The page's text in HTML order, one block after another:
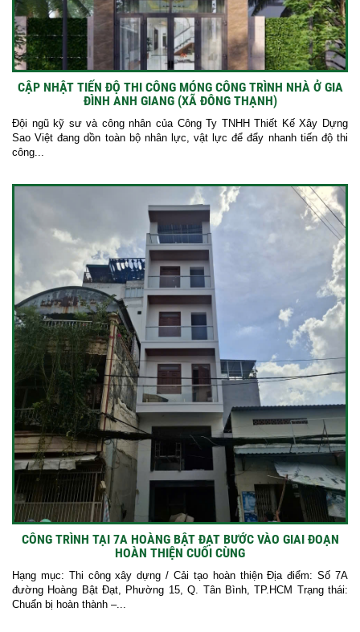
CẬP NHẬT TIẾN ĐỘ THI CÔNG MÓNG CÔNG TRÌNH NHÀ Ở GIA
ĐÌNH ANH GIANG (XÃ ĐÔNG THẠNH)
Đội ngũ kỹ sư và công nhân của Công Ty TNHH Thiết Kế Xây Dựng
Sao Việt đang dồn toàn bộ nhân lực, vật lực để đẩy nhanh tiến độ thi
công...
CÔNG TRÌNH TẠI 7A HOÀNG BẬT ĐẠT BƯỚC VÀO GIAI ĐOẠN
HOÀN THIỆN CUỐI CÙNG
Hạng mục: Thi công xây dựng / Cải tạo hoàn thiện Địa điểm: Số 7A
đường Hoàng Bật Đạt, Phường 15, Q. Tân Bình, TP.HCM Trạng thái:
Chuẩn bị hoàn thành –...